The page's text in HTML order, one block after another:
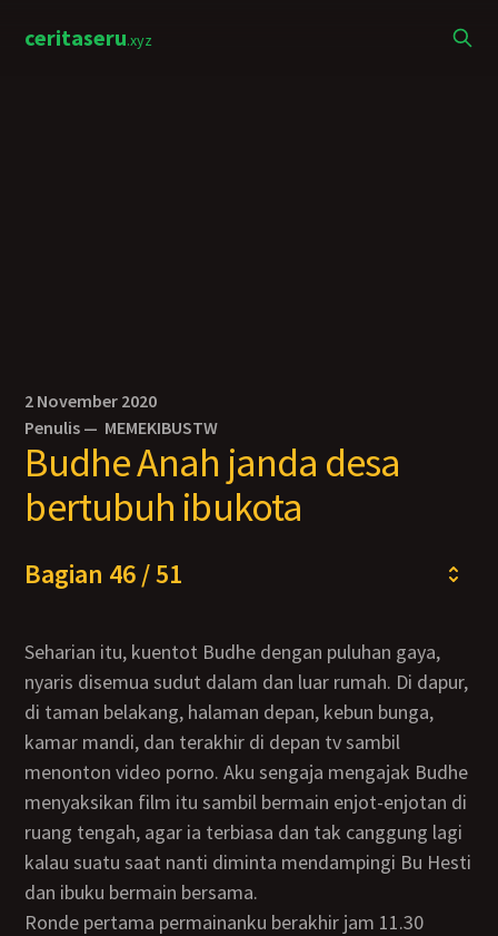
ceritaseru.xyz
2 November 2020
Penulis — MEMEKIBUSTW
Budhe Anah janda desa
bertubuh ibukota
Bagian 46 / 51
Seharian itu, kuentot Budhe dengan puluhan gaya,
nyaris disemua sudut dalam dan luar rumah. Di dapur,
di taman belakang, halaman depan, kebun bunga,
kamar mandi, dan terakhir di depan tv sambil
menonton video porno. Aku sengaja mengajak Budhe
menyaksikan film itu sambil bermain enjot-enjotan di
ruang tengah, agar ia terbiasa dan tak canggung lagi
kalau suatu saat nanti diminta mendampingi Bu Hesti
dan ibuku bermain bersama.
Ronde pertama permainanku berakhir jam 11.30